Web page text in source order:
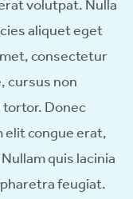
volutpat. Nulla
aliquet eget
consectetur
cursus non
Donec
congue erat,
quis lacinia
feugiat.